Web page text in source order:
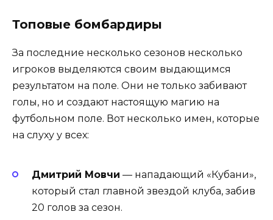
Топовые бомбардиры
За последние несколько сезонов несколько
игроков выделяются своим выдающимся
результатом на поле. Они не только забивают
голы, но и создают настоящую магию на
футбольном поле. Вот несколько имен, которые
на слуху у всех:
Дмитрий Мовчи — нападающий «Кубани»,
который стал главной звездой клуба, забив
20 голов за сезон.